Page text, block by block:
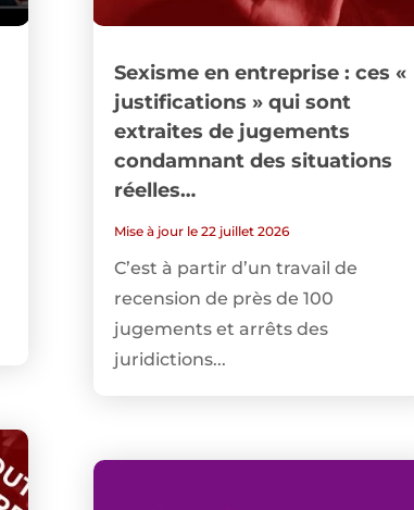
Sexisme en entreprise : ces «
justifications » qui sont
extraites de jugements
condamnant des situations
réelles…
Mise à jour le 22 juillet 2026
C’est à partir d’un travail de
recension de près de 100
jugements et arrêts des
juridictions...